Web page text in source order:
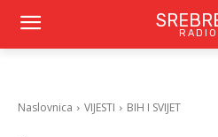
RADIO
Naslovnica VIJESTI BIH I SVIJET